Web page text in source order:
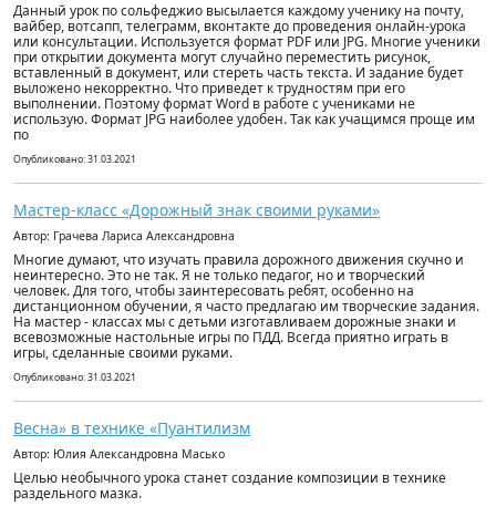
Данный урок по сольфеджио высылается каждому ученику на почту,
вайбер, вотсапп, телеграмм, вконтакте до проведения онлайн-урока
или консультации. Используется формат PDF или JPG. Многие ученики
при открытии документа могут случайно переместить рисунок,
вставленный в документ, или стереть часть текста. И задание будет
выложено некорректно. Что приведет к трудностям при его
выполнении. Поэтому формат Word в работе с учениками не
использую. Формат JPG наиболее удобен. Так как учащимся проще им
по
Опубликовано: 31.03.2021
Мастер-класс «Дорожный знак своими руками»
Автор: Грачева Лариса Александровна
Многие думают, что изучать правила дорожного движения скучно и
неинтересно. Это не так. Я не только педагог, но и творческий
человек. Для того, чтобы заинтересовать ребят, особенно на
дистанционном обучении, я часто предлагаю им творческие задания.
На мастер - классах мы с детьми изготавливаем дорожные знаки и
всевозможные настольные игры по ПДД. Всегда приятно играть в
игры, сделанные своими руками.
Опубликовано: 31.03.2021
Весна» в технике «Пуантилизм
Автор: Юлия Александровна Масько
Целью необычного урока станет создание композиции в технике
раздельного мазка.